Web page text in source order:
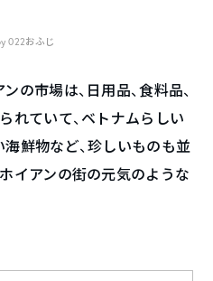
022おふじ
の市場は、日用品、食料品、
れていて、ベトナムらしい
鮮物など、珍しいものも並
イアンの街の元気のような